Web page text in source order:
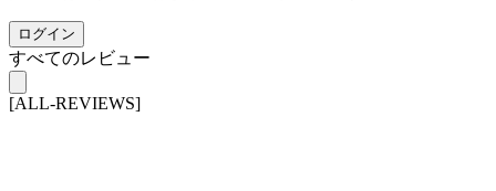
ログイン
すべてのレビュー
[ALL-REVIEWS]